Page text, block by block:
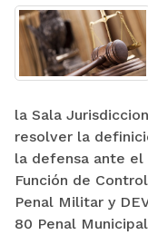
la Sala
resolver la
la defensa ante el
Función de
Penal Militar y
80 Penal